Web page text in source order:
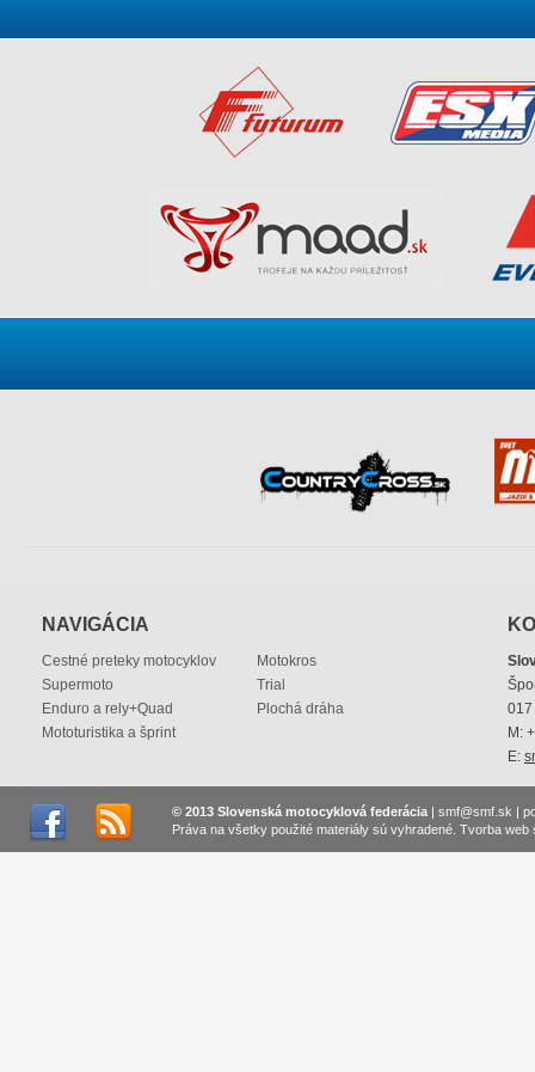
NAVIGÁCIA
Cestné preteky motocyklov
Motokros
Supermoto
Trial
Enduro a rely+Quad
Plochá dráha
Mototuristika a šprint
017
M:
E:
© 2013 Slovenská motocyklová federácia | smf@smf.sk |
Práva na všetky použité materiály sú vyhradené. Tvorba web